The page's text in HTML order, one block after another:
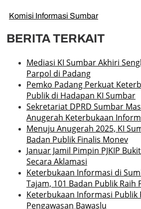
Komisi Informasi Sumbar
BERITA TERKAIT
Mediasi KI Sumbar Akhiri
Parpol di Padang
Pemko Padang Perkuat
Publik di Hadapan KI Sumbar
Sekretariat DPRD Sumbar
Anugerah Keterbukaan
Menuju Anugerah 2025, KI
Badan Publik Finalis Monev
Januar Jamil Pimpin PJKIP
Secara Aklamasi
Keterbukaan Informasi di
Tajam, 101 Badan Publik
Keterbukaan Informasi Publik
Pengawasan Bawaslu